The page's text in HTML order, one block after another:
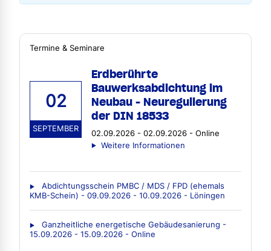
Termine & Seminare
02
SEPTEMBER
Erdberührte
Bauwerksabdichtung im
Neubau - Neuregulierung
der DIN 18533
02.09.2026 - 02.09.2026 - Online
Weitere Informationen
Abdichtungsschein PMBC / MDS / FPD (ehemals
KMB-Schein) - 09.09.2026 - 10.09.2026 - Löningen
Ganzheitliche energetische Gebäudesanierung -
15.09.2026 - 15.09.2026 - Online